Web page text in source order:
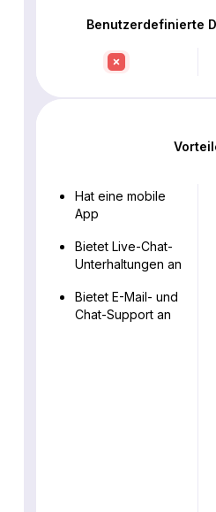
Benutzerdefinierte
Hat eine mobile
App
Bietet Live-Chat-
Unterhaltungen an
Bietet E-Mail- und
Chat-Support an